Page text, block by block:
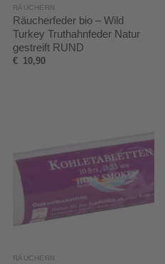
RÄUCHERN
Räucherfeder bio – Wild
Turkey Truthahnfeder Natur
gestreift RUND
€ 10,90
RÄUCHERN